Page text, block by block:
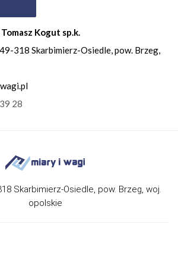
Kogut sp.k.
318 Skarbimierz-Osiedle, pow. Brzeg,
28
Skarbimierz-Osiedle, pow. Brzeg, woj.
opolskie